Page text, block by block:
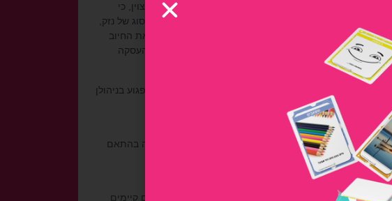
האספקה המבוקש ו/או במועד ההזמנה. יובהר שגם אם לא צוין, כי
לא תהיה כל טענה ו/או תביעה בעניין זה בגין כל סוג של נזק,
ללקוח כל סכום ששילם במידה ואכן שילם לחברה או לבטל את החיוב
קיים במלאי ולא ניתן לספק אותו – במצבים אלו תבוטל העסקה
הולמת או שאינה לפי כללי ההשתתפות, או המנסים לפגוע בניהולן
מראש עד גמר המלאי. המשתמש בוחר מוצר ומבצע את הקניה בהתאם
להוציא את ההזמנה כבר ביום קבלתה במידה והמוצרים קיימים